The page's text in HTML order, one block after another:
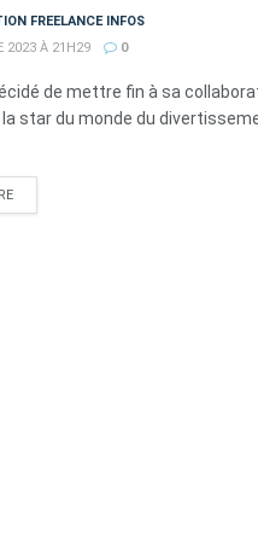
FREELANCE INFOS
2023 À 21H29
0
de mettre fin à sa
la star du monde du
DETAILS